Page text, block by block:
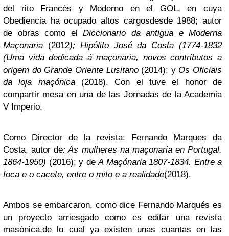
del rito Francés y Moderno en el GOL, en cuya
Obediencia ha ocupado altos cargosdesde 1988; autor
de obras como el Diccionario da antigua e Moderna
Maçonaria (2012); Hipólito José da Costa (1774-1832
(Uma vida dedicada á maçonaria, novos contributos a
origem do Grande Oriente Lusitano (2014); y Os Oficiais
da loja maçónica (2018). Con el tuve el honor de
compartir mesa en una de las Jornadas de la Academia
V Imperio.
Como Director de la revista: Fernando Marques da
Costa, autor de: As mulheres na maçonaria en Portugal.
1864-1950) (2016); y deA Maçónaria 1807-1834. Entre a
foca e o cacete, entre o mito e a realidade(2018).
Ambos se embarcaron, como dice Fernando Marqués es
un proyecto arriesgado como es editar una revista
masónica,de lo cual ya existen unas cuantas en las